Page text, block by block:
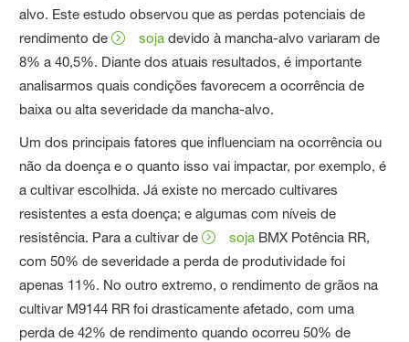
alvo. Este estudo observou que as perdas potenciais de
rendimento de
soja devido à mancha-alvo variaram de
8% a 40,5%. Diante dos atuais resultados, é importante
analisarmos quais condições favorecem a ocorrência de
baixa ou alta severidade da mancha-alvo.
Um dos principais fatores que influenciam na ocorrência ou
não da doença e o quanto isso vai impactar, por exemplo, é
a cultivar escolhida. Já existe no mercado cultivares
resistentes a esta doença; e algumas com níveis de
resistência. Para a cultivar de
soja BMX Potência RR,
com 50% de severidade a perda de produtividade foi
apenas 11%. No outro extremo, o rendimento de grãos na
cultivar M9144 RR foi drasticamente afetado, com uma
perda de 42% de rendimento quando ocorreu 50% de